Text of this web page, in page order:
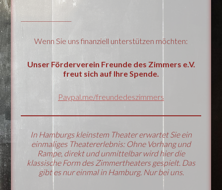
Wenn Sie uns finanziell unterstützen möchten:
Unser Förderverein Freunde des Zimmers e.V.
freut sich auf Ihre Spende.
Paypal.me/freundedeszimmers
In Hamburgs kleinstem Theater erwartet Sie ein
einmaliges Theatererlebnis: Ohne Vorhang und
Rampe, direkt und unmittelbar wird hier die
klassische Form des Zimmertheaters gespielt. Das
gibt es nur einmal in Hamburg. Nur bei uns.